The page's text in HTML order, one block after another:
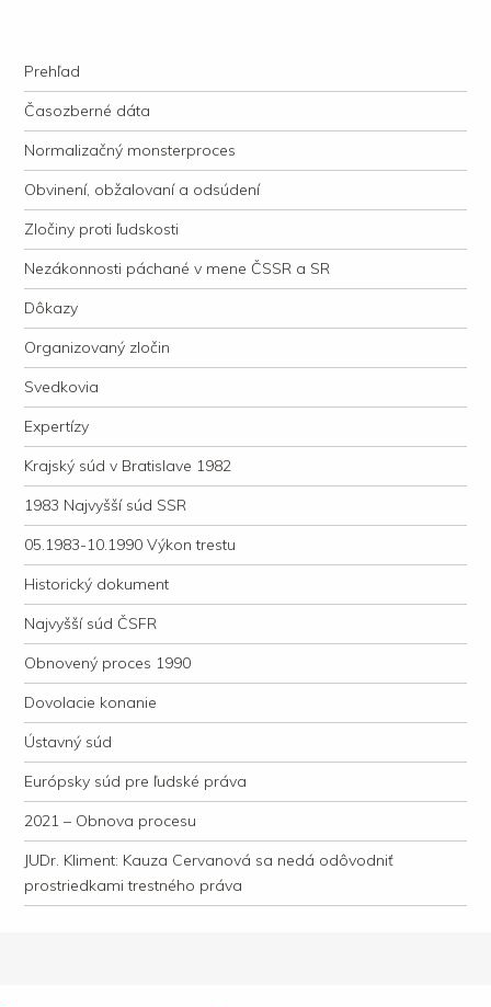
justície
Navigation
Skip to content
Prehľad
Časozberné dáta
Normalizačný monsterproces
Obvinení, obžalovaní a odsúdení
Zločiny proti ľudskosti
Nezákonnosti páchané v mene ČSSR a SR
Dôkazy
Organizovaný zločin
Svedkovia
Expertízy
Krajský súd v Bratislave 1982
1983 Najvyšší súd SSR
05.1983-10.1990 Výkon trestu
Historický dokument
Najvyšší súd ČSFR
Obnovený proces 1990
Dovolacie konanie
Ústavný súd
Európsky súd pre ľudské práva
2021 – Obnova procesu
JUDr. Kliment: Kauza Cervanová sa nedá odôvodniť
prostriedkami trestného práva